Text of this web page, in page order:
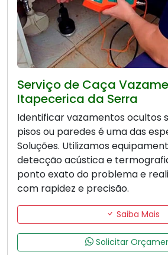
Serviço de Caça
Itapecerica da Serra
Identificar vazamentos ocultos
pisos ou paredes é uma das
Soluções. Utilizamos
detecção acústica e
ponto exato do problema e
com rapidez e precisão.
Saiba Mais
Solicitar